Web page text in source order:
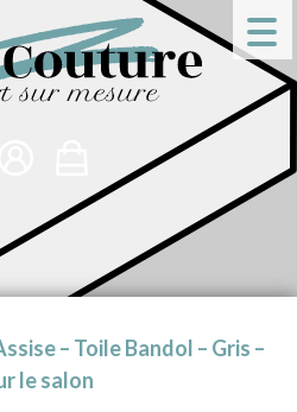
– Toile Bandol – Gris –
le salon